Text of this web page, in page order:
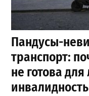
Пандусы-
транспорт:
не готова